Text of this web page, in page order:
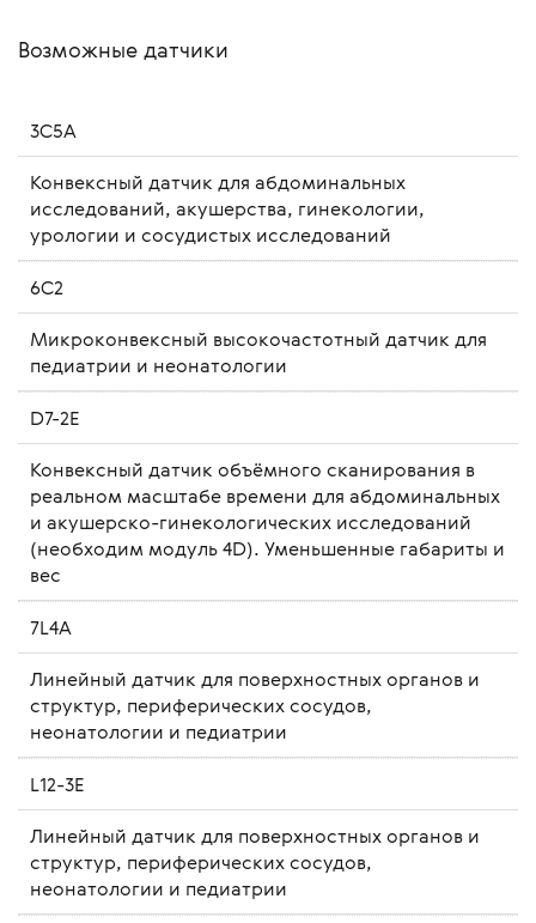
Возможные датчики
3C5A
Конвексный датчик для абдоминальных
исследований, акушерства, гинекологии,
урологии и сосудистых исследований
6C2
Микроконвексный высокочастотный датчик для
педиатрии и неонатологии
D7-2E
Конвексный датчик объёмного сканирования в
реальном масштабе времени для абдоминальных
и акушерско-гинекологических исследований
(необходим модуль 4D). Уменьшенные габариты и
вес
7L4A
Линейный датчик для поверхностных органов и
структур, периферических сосудов,
неонатологии и педиатрии
L12-3E
Линейный датчик для поверхностных органов и
структур, периферических сосудов,
неонатологии и педиатрии